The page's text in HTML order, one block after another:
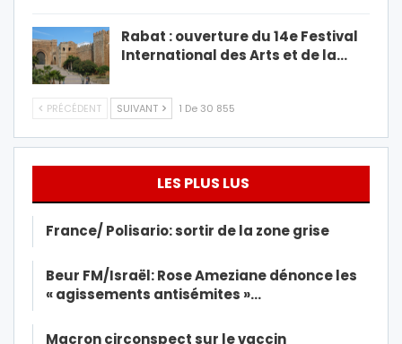
Rabat : ouverture du 14e Festival
International des Arts et de la…
PRÉCÉDENT SUIVANT 1 De 30 855
LES PLUS LUS
France/ Polisario: sortir de la zone grise
Beur FM/Israël: Rose Ameziane dénonce les
« agissements antisémites »…
Macron circonspect sur le vaccin